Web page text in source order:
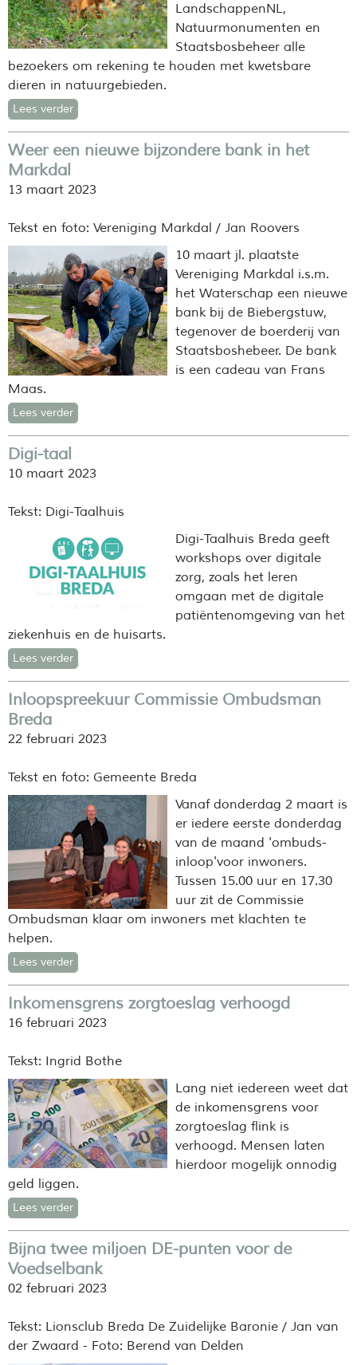
LandschappenNL,
Natuurmonumenten en
Staatsbosbeheer alle
bezoekers om rekening te houden met kwetsbare
dieren in natuurgebieden.
Lees verder
Weer een nieuwe bijzondere bank in het
Markdal
13 maart 2023
Tekst en foto: Vereniging Markdal / Jan Roovers
10 maart jl. plaatste
Vereniging Markdal i.s.m.
het Waterschap een nieuwe
bank bij de Biebergstuw,
tegenover de boerderij van
Staatsboshebeer. De bank
is een cadeau van Frans
Maas.
Lees verder
Digi-taal
10 maart 2023
Tekst: Digi-Taalhuis
Digi-Taalhuis Breda geeft
workshops over digitale
zorg, zoals het leren
omgaan met de digitale
patiëntenomgeving van het
ziekenhuis en de huisarts.
Lees verder
Inloopspreekuur Commissie Ombudsman
Breda
22 februari 2023
Tekst en foto: Gemeente Breda
Vanaf donderdag 2 maart is
er iedere eerste donderdag
van de maand 'ombuds-
inloop'voor inwoners.
Tussen 15.00 uur en 17.30
uur zit de Commissie
Ombudsman klaar om inwoners met klachten te
helpen.
Lees verder
Inkomensgrens zorgtoeslag verhoogd
16 februari 2023
Tekst: Ingrid Bothe
Lang niet iedereen weet dat
de inkomensgrens voor
zorgtoeslag flink is
verhoogd. Mensen laten
hierdoor mogelijk onnodig
geld liggen.
Lees verder
Bijna twee miljoen DE-punten voor de
Voedselbank
02 februari 2023
Tekst: Lionsclub Breda De Zuidelijke Baronie / Jan van
der Zwaard - Foto: Berend van Delden